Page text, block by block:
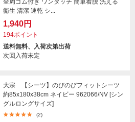
全周ゴム付き ワンタッチ 簡単着脱 洗える
衛生 清潔 速乾 シ...
1,940円
194ポイント
送料無料、入荷次第出荷
次回入荷未定
大宗 【シーツ】のびのびフィットシーツ
約85x180x38cm ネイビー 962066/NV [シン
グルロングサイズ]
(2)